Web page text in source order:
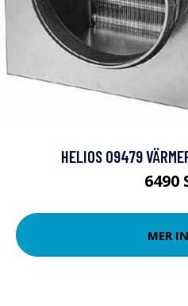
HELIOS 09479
6490
MER